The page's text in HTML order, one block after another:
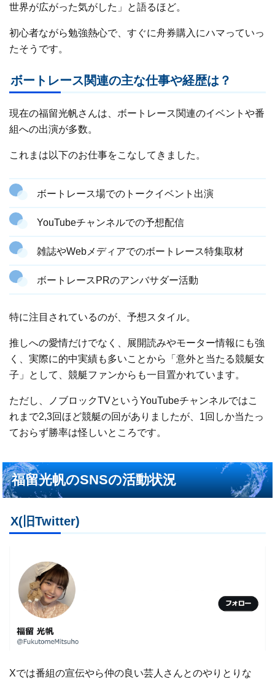
世界が広がった気がした」と語るほど。
初心者ながら勉強熱心で、すぐに舟券購入にハマっていっ
たそうです。
ボートレース関連の主な仕事や経歴は？
現在の福留光帆さんは、ボートレース関連のイベントや番
組への出演が多数。
これまは以下のお仕事をこなしてきました。
ボートレース場でのトークイベント出演
YouTubeチャンネルでの予想配信
雑誌やWebメディアでのボートレース特集取材
ボートレースPRのアンバサダー活動
特に注目されているのが、予想スタイル。
推しへの愛情だけでなく、展開読みやモーター情報にも強
く、実際に的中実績も多いことから「意外と当たる競艇女
子」として、競艇ファンからも一目置かれています。
ただし、ノブロックTVというYouTubeチャンネルではこ
れまで2,3回ほど競艇の回がありましたが、1回しか当たっ
ておらず勝率は怪しいところです。
福留光帆のSNSの活動状況
X(旧Twitter)
Xでは番組の宣伝やら仲の良い芸人さんとのやりとりな